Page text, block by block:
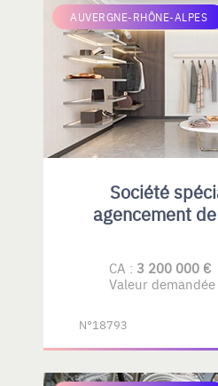
AUVERGNE-RHÔNE-ALPES
Société
agencement
CA : 3 200 000 €
Valeur demandée
N°18793